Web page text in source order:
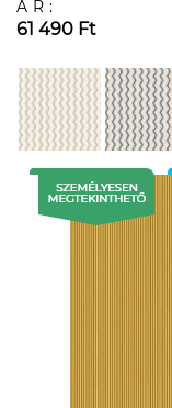
ÁR:
61 490 Ft